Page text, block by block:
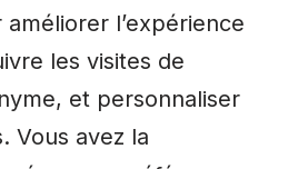
l’expérience
les visites de
et personnaliser
Vous avez la